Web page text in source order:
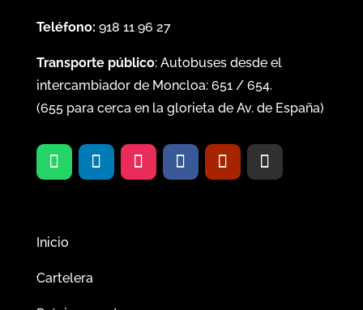
Teléfono: 918 11 96 27
Transporte público: Autobuses desde el
intercambiador de Moncloa: 651/ 654.
(655para cerca en la glorieta de Av. de España)
Inicio
Cartelera